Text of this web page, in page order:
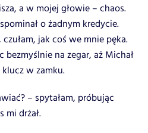
a w mojej głowie – chaos.
o żadnym kredycie.
jak coś we mnie pęka.
bezmyślnie na zegar, aż Michał
klucz w zamku.
– spytałam, próbując
mi drżał.